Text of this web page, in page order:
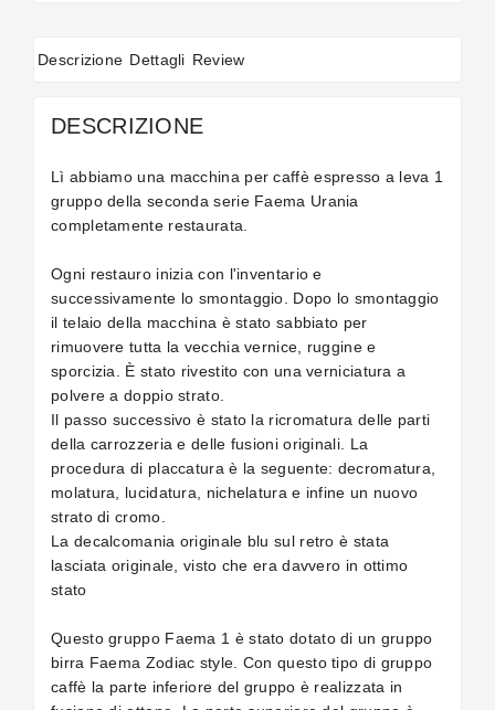
Descrizione Dettagli Review
DESCRIZIONE
Lì abbiamo una macchina per caffè espresso a leva 1
gruppo della seconda serie Faema Urania
completamente restaurata.
Ogni restauro inizia con l'inventario e
successivamente lo smontaggio. Dopo lo smontaggio
il telaio della macchina è stato sabbiato per
rimuovere tutta la vecchia vernice, ruggine e
sporcizia. È stato rivestito con una verniciatura a
polvere a doppio strato.
Il passo successivo è stato la ricromatura delle parti
della carrozzeria e delle fusioni originali. La
procedura di placcatura è la seguente: decromatura,
molatura, lucidatura, nichelatura e infine un nuovo
strato di cromo.
La decalcomania originale blu sul retro è stata
lasciata originale, visto che era davvero in ottimo
stato
Questo gruppo Faema 1 è stato dotato di un gruppo
birra Faema Zodiac style. Con questo tipo di gruppo
caffè la parte inferiore del gruppo è realizzata in